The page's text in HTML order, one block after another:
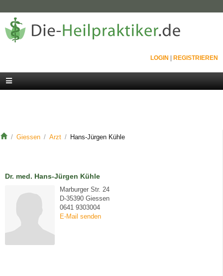
LOGIN REGISTRIEREN
Giessen Arzt Hans-Jürgen Kühle
Dr. med. Hans-Jürgen Kühle
Marburger Str. 24
D-35390 Giessen
0641 9303004
E-Mail senden